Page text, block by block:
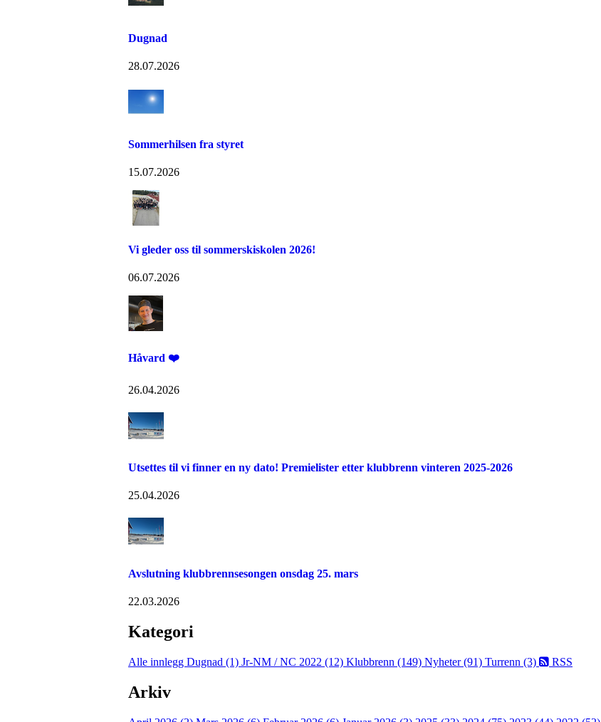
Dugnad
28.07.2026
Sommerhilsen fra styret
15.07.2026
Vi gleder oss til sommerskiskolen 2026!
06.07.2026
Håvard ❤️
26.04.2026
Utsettes til vi finner en ny dato! Premielister etter klubbrenn vinteren 2025-2026
25.04.2026
Avslutning klubbrennsesongen onsdag 25. mars
22.03.2026
Kategori
Alle innlegg Dugnad (1) Jr-NM / NC 2022 (12) Klubbrenn (149) Nyheter (91) Turrenn (3) RSS
Arkiv